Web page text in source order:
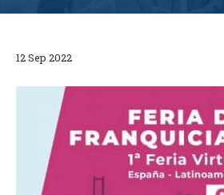
12 Sep 2022